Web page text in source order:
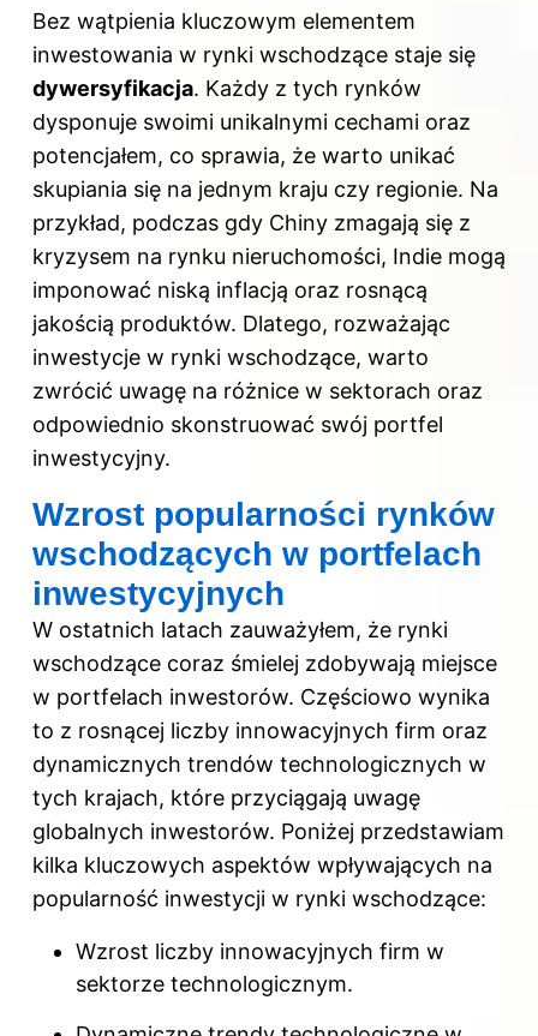
Bez wątpienia kluczowym elementem
inwestowania w rynki wschodzące staje się
dywersyfikacja. Każdy z tych rynków
dysponuje swoimi unikalnymi cechami oraz
potencjałem, co sprawia, że warto unikać
skupiania się na jednym kraju czy regionie. Na
przykład, podczas gdy Chiny zmagają się z
kryzysem na rynku nieruchomości, Indie mogą
imponować niską inflacją oraz rosnącą
jakością produktów. Dlatego, rozważając
inwestycje w rynki wschodzące, warto
zwrócić uwagę na różnice w sektorach oraz
odpowiednio skonstruować swój portfel
inwestycyjny.
Wzrost popularności rynków
wschodzących w portfelach
inwestycyjnych
W ostatnich latach zauważyłem, że rynki
wschodzące coraz śmielej zdobywają miejsce
w portfelach inwestorów. Częściowo wynika
to z rosnącej liczby innowacyjnych firm oraz
dynamicznych trendów technologicznych w
tych krajach, które przyciągają uwagę
globalnych inwestorów. Poniżej przedstawiam
kilka kluczowych aspektów wpływających na
popularność inwestycji w rynki wschodzące:
Wzrost liczby innowacyjnych firm w
sektorze technologicznym.